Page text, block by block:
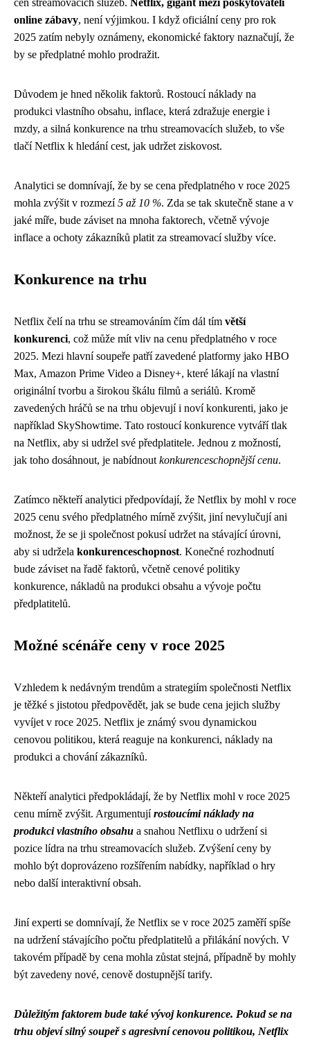
cen streamovacích služeb. Netflix, gigant mezi poskytovateli
online zábavy, není výjimkou. I když oficiální ceny pro rok
2025 zatím nebyly oznámeny, ekonomické faktory naznačují, že
by se předplatné mohlo prodražit.
Důvodem je hned několik faktorů. Rostoucí náklady na
produkci vlastního obsahu, inflace, která zdražuje energie i
mzdy, a silná konkurence na trhu streamovacích služeb, to vše
tlačí Netflix k hledání cest, jak udržet ziskovost.
Analytici se domnívají, že by se cena předplatného v roce 2025
mohla zvýšit v rozmezí 5 až 10 %. Zda se tak skutečně stane a v
jaké míře, bude záviset na mnoha faktorech, včetně vývoje
inflace a ochoty zákazníků platit za streamovací služby více.
Konkurence na trhu
Netflix čelí na trhu se streamováním čím dál tím větší
konkurenci, což může mít vliv na cenu předplatného v roce
2025. Mezi hlavní soupeře patří zavedené platformy jako HBO
Max, Amazon Prime Video a Disney+, které lákají na vlastní
originální tvorbu a širokou škálu filmů a seriálů. Kromě
zavedených hráčů se na trhu objevují i ​​noví konkurenti, jako je
například SkyShowtime. Tato rostoucí konkurence vytváří tlak
na Netflix, aby si udržel své předplatitele. Jednou z možností,
jak toho dosáhnout, je nabídnoutkonkurenceschopnější cenu.
Zatímco někteří analytici předpovídají, že Netflix by mohl v roce
2025 cenu svého předplatného mírně zvýšit, jiní nevylučují ani
možnost, že se ji společnost pokusí udržet na stávající úrovni,
aby si udržela konkurenceschopnost. Konečné rozhodnutí
bude záviset na řadě faktorů, včetně cenové politiky
konkurence, nákladů na produkci obsahu a vývoje počtu
předplatitelů.
Možné scénáře ceny v roce 2025
Vzhledem k nedávným trendům a strategiím společnosti Netflix
je těžké s jistotou předpovědět, jak se bude cena jejich služby
vyvíjet v roce 2025. Netflix je známý svou dynamickou
cenovou politikou, která reaguje na konkurenci, náklady na
produkci a chování zákazníků.
Někteří analytici předpokládají, že by Netflix mohl v roce 2025
cenu mírně zvýšit. Argumentují rostoucími náklady na
produkci vlastního obsahu a snahou Netflixu o udržení si
pozice lídra na trhu streamovacích služeb. Zvýšení ceny by
mohlo být doprovázeno rozšířením nabídky, například o hry
nebo další interaktivní obsah.
Jiní experti se domnívají, že Netflix se v roce 2025 zaměří spíše
na udržení stávajícího počtu předplatitelů a přilákání nových. V
takovém případě by cena mohla zůstat stejná, případně by mohly
být zavedeny nové, cenově dostupnější tarify.
Důležitým faktorem bude také vývoj konkurence. Pokud se na
trhu objeví silný soupeř s agresivní cenovou politikou, Netflix